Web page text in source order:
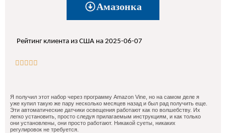
Амазонка
Рейтинг клиента из США на 2025-06-07

Я получил этот набор через программу Amazon Vine, но на самом деле я
уже купил такую же пару несколько месяцев назад и был рад получить еще.
Эти автоматические датчики освещения работают как по волшебству. Их
легко установить, просто следуя прилагаемым инструкциям, и как только
они установлены, они просто работают. Никакой суеты, никаких
регулировок не требуется.